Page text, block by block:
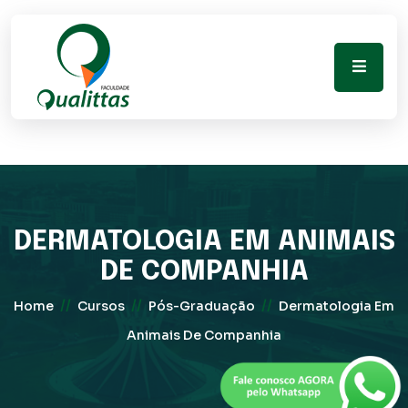
DERMATOLOGIA EM ANIMAIS
DE COMPANHIA
Home // Cursos // Pós-Graduação // Dermatologia Em
Animais De Companhia